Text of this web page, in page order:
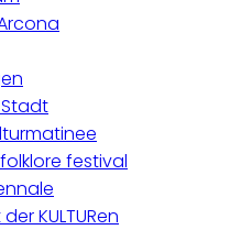
festival
KULTURen